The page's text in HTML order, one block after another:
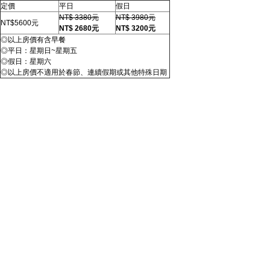
定價 平日
假日
NT$5600元
NT$ 3380元
NT$ 2680元
NT$ 3980元
NT$ 3200元
◎以上房價有含早餐
◎平日：星期日~星期五
◎假日：星期六
◎以上房價不適用於春節、連續假期或其他特殊日期